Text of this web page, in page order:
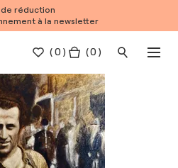
de réduction
à la newsletter
(0 ) ( 0 )